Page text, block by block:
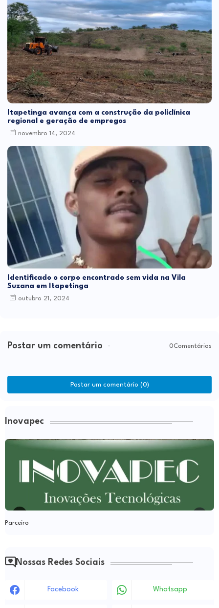
Itapetinga avança com a construção da policlínica
regional e geração de empregos
novembro 14, 2024
Identificado o corpo encontrado sem vida na Vila
Suzana em Itapetinga
outubro 21, 2024
Postar um comentário 0Comentários
Postar um comentário (0)
Inovapec
Parceiro
Nossas Redes Sociais
Facebook Whatsapp